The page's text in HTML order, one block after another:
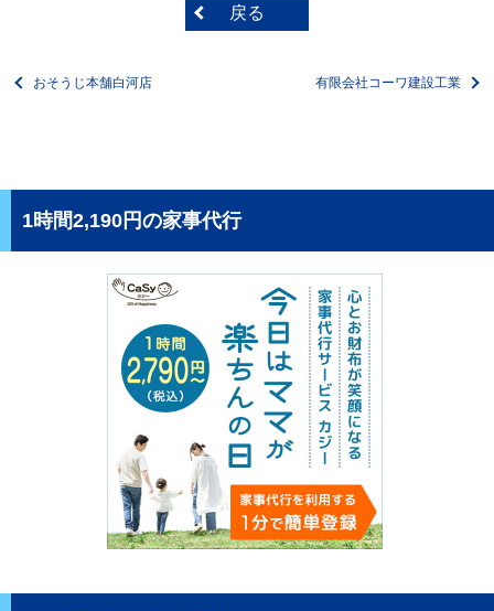
戻る
おそうじ本舗白河店 有限会社コーワ建設工業
1時間2,190円の家事代行